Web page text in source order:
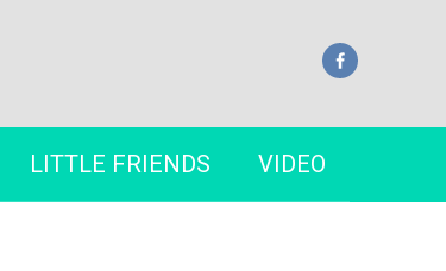
LITTLE FRIENDS VIDEO